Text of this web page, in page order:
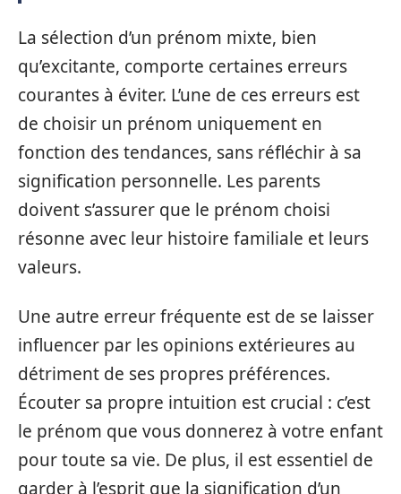
La sélection d’un prénom mixte, bien
qu’excitante, comporte certaines erreurs
courantes à éviter. L’une de ces erreurs est
de choisir un prénom uniquement en
fonction des tendances, sans réfléchir à sa
signification personnelle. Les parents
doivent s’assurer que le prénom choisi
résonne avec leur histoire familiale et leurs
valeurs.
Une autre erreur fréquente est de se laisser
influencer par les opinions extérieures au
détriment de ses propres préférences.
Écouter sa propre intuition est crucial : c’est
le prénom que vous donnerez à votre enfant
pour toute sa vie. De plus, il est essentiel de
garder à l’esprit que la signification d’un